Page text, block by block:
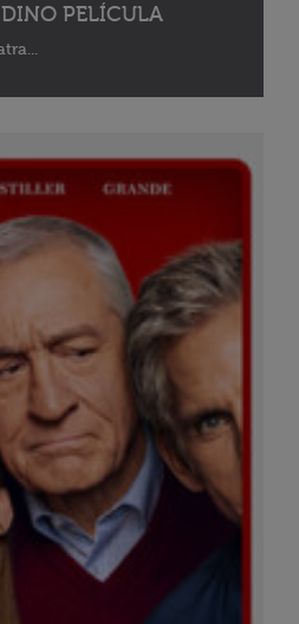
PELÍCULA